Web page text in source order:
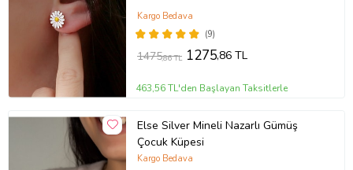
(9)
Kargo Bedava
1475,86 TL 1275,86 TL
463,56 TL'den Başlayan Taksitlerle
Else Silver Mineli Nazarlı Gümüş
Çocuk Küpesi
Kargo Bedava